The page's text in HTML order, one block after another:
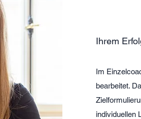
Ihrem
Im
bearbeitet.
individuellen